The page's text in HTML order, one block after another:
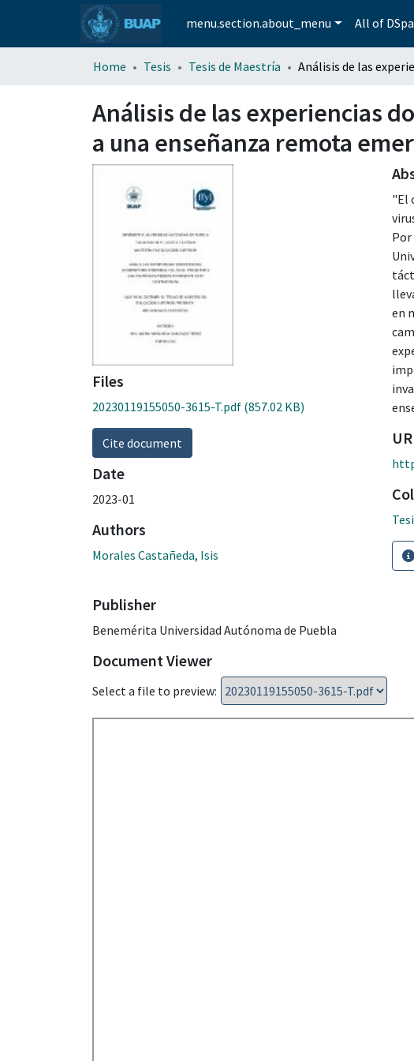
menu.section.about_menu All of
Home Tesis Tesis de Maestría
Análisis de las experiencias
a una enseñanza remota
Files
20230119155050-3615-T.pdf (857.02 KB)
Cite document
Date
2023-01
Authors
Morales Castañeda, Isis
Publisher
Benemérita Universidad Autónoma de Puebla
"El
en
Document Viewer
Select a file to preview: